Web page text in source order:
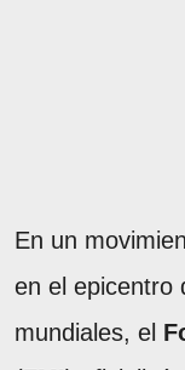
En un
en el epicentro
mundiales, el